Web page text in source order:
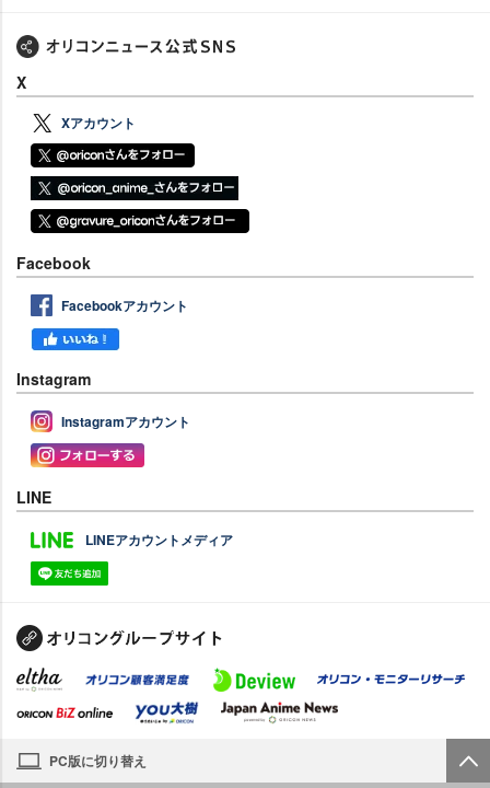
X
Xアカウント
Facebook
Facebookアカウント
Instagram
Instagramアカウント
LINE
LINEアカウントメディア
PC版に切り替え